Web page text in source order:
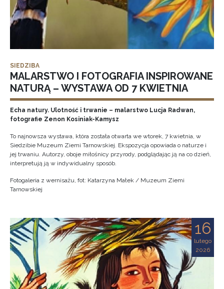
SIEDZIBA
MALARSTWO I FOTOGRAFIA INSPIROWANE
NATURĄ – WYSTAWA OD 7 KWIETNIA
Echa natury. Ulotność i trwanie – malarstwo Lucja Radwan,
fotografie Zenon Kosiniak-Kamysz
To najnowsza wystawa, która została otwarta we wtorek, 7 kwietnia, w
Siedzibie Muzeum Ziemi Tarnowskiej. Ekspozycja opowiada o naturze i
jej trwaniu. Autorzy, oboje miłośnicy przyrody, podglądając ją na co dzień,
interpretują ją w indywidualny sposób.
Fotogaleria z wernisażu, fot: Katarzyna Małek / Muzeum Ziemi
Tarnowskiej
16
lutego
2026